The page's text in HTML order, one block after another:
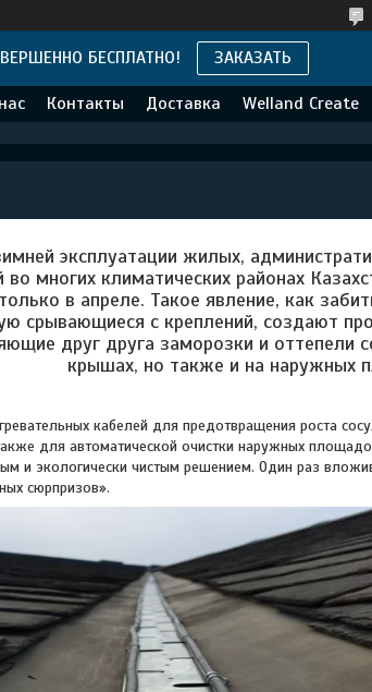
БЕСПЛАТНО! ЗАКАЗАТЬ
Контакты Доставка Welland Create
эксплуатации жилых,
многих климатических районах
в апреле. Такое явление, как
срывающиеся с креплений, создают
друг друга заморозки и оттепели
крышах, но также и на наружных
кабелей для предотвращения роста
для автоматической очистки наружных
и экологически чистым решением. Один раз
сюрпризов».